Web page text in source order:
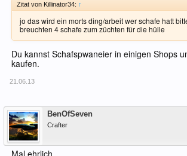
Zitat von Killinator34: ↑
jo das wird ein morts ding/arbeit wer schafe hatt
breuchten 4 schafe zum züchten für die hülle
Du kannst Schafspwaneier in einigen Shops
kaufen.
21.06.13
BenOfSeven
Crafter
Mal ehrlich,